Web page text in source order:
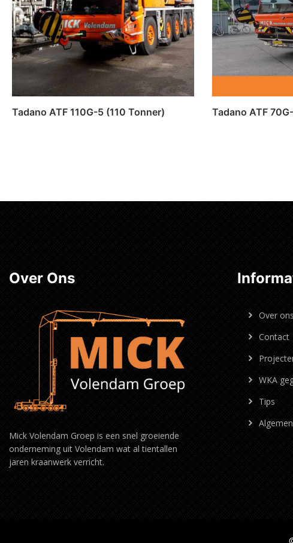
Tadano ATF 110G-5 (110 Tonner) Tadano ATF
Over Ons
Mick Volendam Groep is een snel groeiende
onderneming uit Volendam wat al tientallen
jaren kraanwerk verricht.
Over ons
Contact
WKA
Tips